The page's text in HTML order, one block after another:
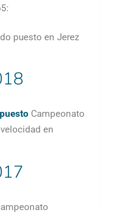
puesto en Jerez
Campeonato
en